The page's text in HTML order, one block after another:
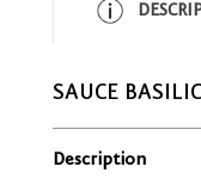
SAUCE
Description